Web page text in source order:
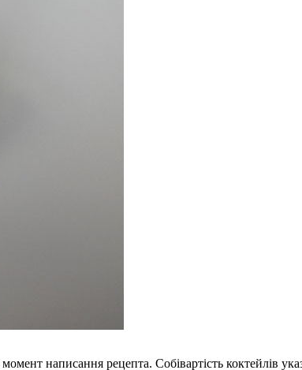
написання рецепта. Собівартість коктейлів